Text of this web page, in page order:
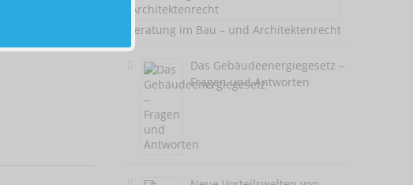
Beratung im Bau – und Architektenrecht
Das Gebäudeenergiegesetz –
Fragen und Antworten